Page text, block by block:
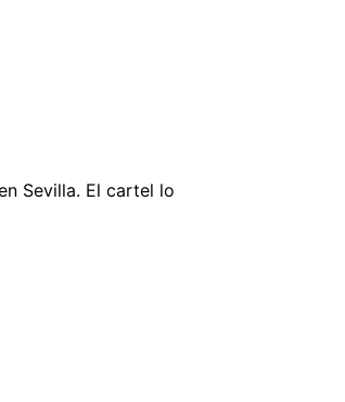
Sevilla. El cartel lo